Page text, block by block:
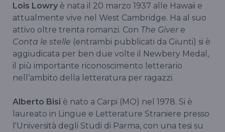
Lois Lowry è nata il 20 marzo 1937 alle Hawaii e
attualmente vive nel West Cambridge. Ha al suo
attivo oltre trenta romanzi. Con The Givere
Conta le stelle (entrambi pubblicati da Giunti) si è
aggiudicata per ben due volte il Newbery Medal,
il più importante riconoscimento letterario
nell’ambito della letteratura per ragazzi.
Alberto Bisi è nato a Carpi (MO) nel 1978. Si è
laureato in Lingue e Letterature Straniere presso
l'Università degli Studi di Parma, con una tesi su